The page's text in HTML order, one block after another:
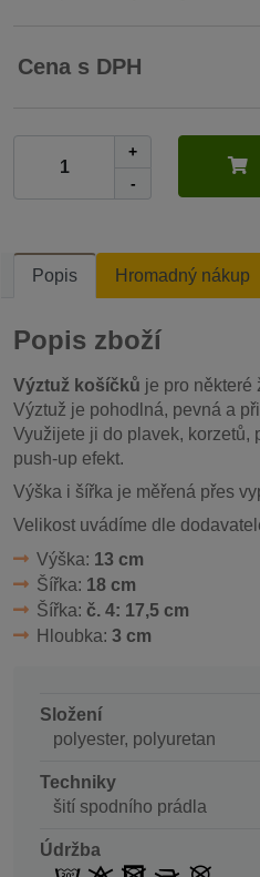
Cena s DPH
+
-
Popis Hromadný nákup
Popis zboží
Výztuž košíčků je pro některé
Výztuž je pohodlná, pevná a
Využijete ji do plavek, korzetů,
push-up efekt.
Výška i šířka je měřená přes
Velikost uvádíme dle
Výška: 13 cm
Šířka: 18 cm
Šířka: č. 4: 17,5 cm
Hloubka: 3 cm
Složení
polyester, polyuretan
Techniky
šití spodního prádla
Údržba